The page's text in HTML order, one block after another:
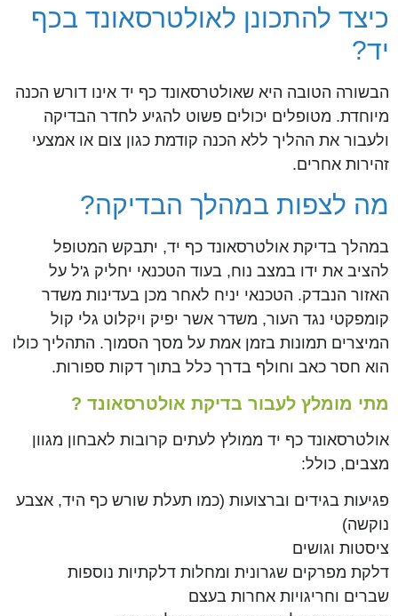
כיצד להתכונן לאולטרסאונד בכף
יד?
הבשורה הטובה היא שאולטרסאונד כף יד אינו דורש הכנה
מיוחדת. מטופלים יכולים פשוט להגיע לחדר הבדיקה
ולעבור את ההליך ללא הכנה קודמת כגון צום או אמצעי
זהירות אחרים.
מה לצפות במהלך הבדיקה?
במהלך בדיקת אולטרסאונד כף יד, יתבקש המטופל
להציב את ידו במצב נוח, בעוד הטכנאי יחליק ג'ל על
האזור הנבדק. הטכנאי יניח לאחר מכן בעדינות משדר
קומפקטי נגד העור, משדר אשר יפיק ויקלוט גלי קול
המיצרים תמונות בזמן אמת על מסך הסמוך. התהליך כולו
הוא חסר כאב וחולף בדרך כלל בתוך דקות ספורות.
מתי מומלץ לעבור בדיקת אולטרסאונד ?
אולטרסאונד כף יד ממולץ לעתים קרובות לאבחון מגוון
מצבים, כולל:
פגיעות בגידים וברצועות (כמו תעלת שורש כף היד, אצבע
נוקשה)
ציסטות וגושים
דלקת מפרקים שגרונית ומחלות דלקתיות נוספות
שברים וחריגויות אחרות בעצם